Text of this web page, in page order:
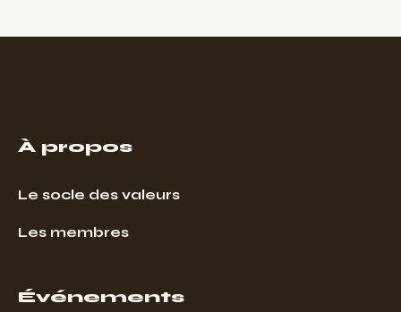
À propos
Le socle des valeurs
Les membres
Événements